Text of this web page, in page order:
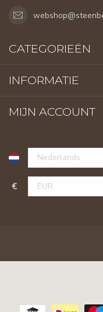
CATEGORIEËN
INFORMATIE
MIJN ACCOUNT
€